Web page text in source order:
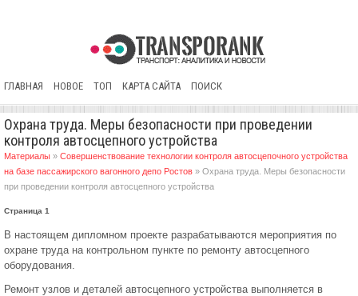
ГЛАВНАЯ НОВОЕ ТОП КАРТА САЙТА ПОИСК
Охрана труда. Меры безопасности при проведении
контроля автосцепного устройства
Материалы » Совершенствование технологии контроля автосцепочного устройства
на базе пассажирского вагонного депо Ростов » Охрана труда. Меры безопасности
при проведении контроля автосцепного устройства
Страница 1
В настоящем дипломном проекте разрабатываются мероприятия по
охране труда на контрольном пункте по ремонту автосцепного
оборудования.
Ремонт узлов и деталей автосцепного устройства выполняется в